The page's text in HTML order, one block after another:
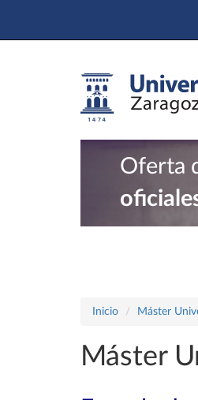
Oferta
Inicio Máster
Máster